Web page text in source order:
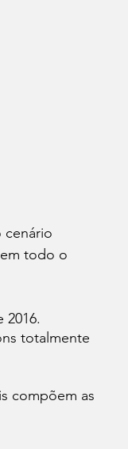
cenário
todo o
totalmente
compõem as